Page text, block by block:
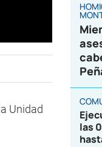
Unidad
las